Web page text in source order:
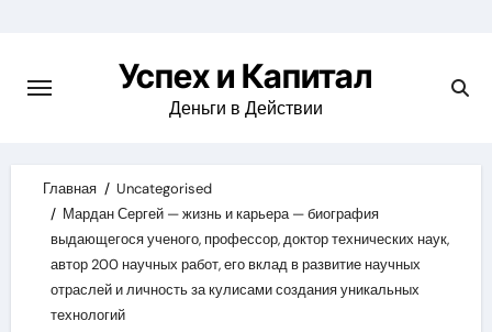
content
Успех и Капитал
Деньги в Действии
Главная
Uncategorised
Мардан Сергей — жизнь и карьера — биография
выдающегося ученого, профессор, доктор технических наук,
автор 200 научных работ, его вклад в развитие научных
отраслей и личность за кулисами создания уникальных
технологий